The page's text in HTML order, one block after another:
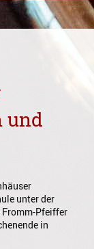
und
unter der
Pfeiffer
in